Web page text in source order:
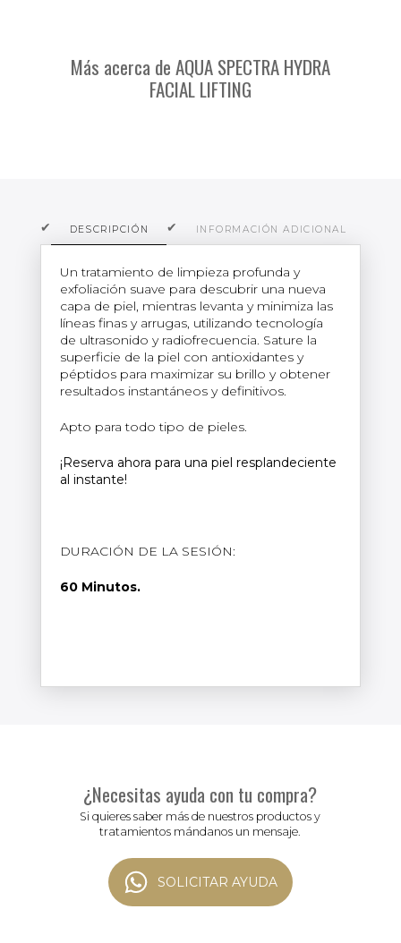
Más acerca de AQUA SPECTRA HYDRA
FACIAL LIFTING
DESCRIPCIÓN INFORMACIÓN ADICIONAL
Un tratamiento de limpieza profunda y
exfoliación suave para descubrir una nueva
capa de piel, mientras levanta y minimiza las
líneas finas y arrugas, utilizando tecnología
de ultrasonido y radiofrecuencia. Sature la
superficie de la piel con antioxidantes y
péptidos para maximizar su brillo y obtener
resultados instantáneos y definitivos.
Apto para todo tipo de pieles.
¡Reserva ahora para una piel resplandeciente
al instante!
DURACIÓN DE LA SESIÓN:
60 Minutos.
¿Necesitas ayuda con tu compra?
Si quieres saber más de nuestros productos y
tratamientos mándanos un mensaje.
SOLICITAR AYUDA